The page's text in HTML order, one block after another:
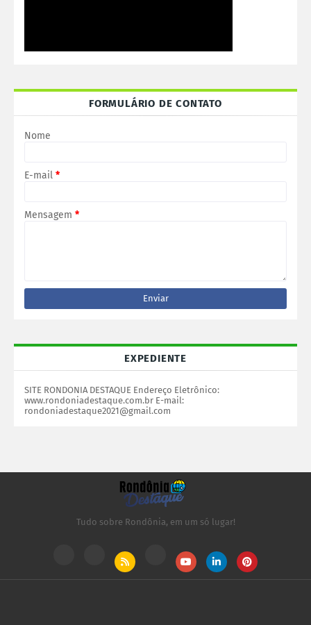
FORMULÁRIO DE CONTATO
Nome
E-mail *
Mensagem *
EXPEDIENTE
SITE RONDONIA DESTAQUE Endereço Eletrônico:
www.rondoniadestaque.com.br E-mail:
rondoniadestaque2021@gmail.com
Tudo sobre Rondônia, em um só lugar!